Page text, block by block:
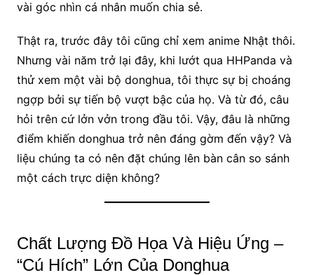
vài góc nhìn cá nhân muốn chia sẻ.
Thật ra, trước đây tôi cũng chỉ xem anime Nhật thôi.
Nhưng vài năm trở lại đây, khi lướt qua HHPanda và
thử xem một vài bộ donghua, tôi thực sự bị choáng
ngợp bởi sự tiến bộ vượt bậc của họ. Và từ đó, câu
hỏi trên cứ lởn vởn trong đầu tôi. Vậy, đâu là những
điểm khiến donghua trở nên đáng gờm đến vậy? Và
liệu chúng ta có nên đặt chúng lên bàn cân so sánh
một cách trực diện không?
Chất Lượng Đồ Họa Và Hiệu Ứng –
“Cú Hích” Lớn Của Donghua